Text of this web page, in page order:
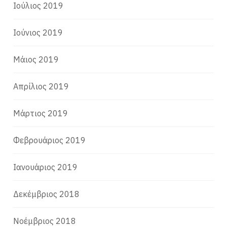
Ιούλιος 2019
Ιούνιος 2019
Μάιος 2019
Απρίλιος 2019
Μάρτιος 2019
Φεβρουάριος 2019
Ιανουάριος 2019
Δεκέμβριος 2018
Νοέμβριος 2018